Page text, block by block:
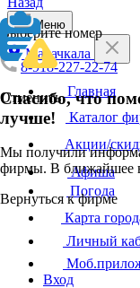
Выберите номер
8-918-227-22-74
Отменить
Спасибо, что
лучше!
Мы получили
фирмы. В ближайшее
Вернуться к фирме
Меню
Махачкала
Главная
Каталог
Акции/
Афиша
Погода
Карта
Личный
Вход